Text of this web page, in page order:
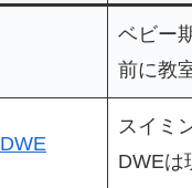
ベビー
前に教
DWE
スイミ
DWEは